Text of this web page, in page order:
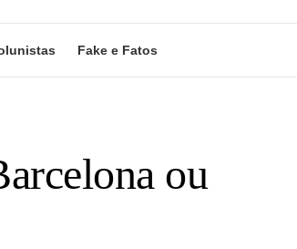
Fake e Fatos
ou